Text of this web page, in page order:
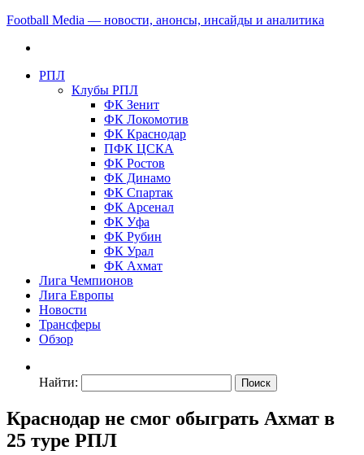
Football Media — новости, анонсы, инсайды и аналитика
РПЛ
Клубы РПЛ
ФК Зенит
ФК Локомотив
ФК Краснодар
ПФК ЦСКА
ФК Ростов
ФК Динамо
ФК Спартак
ФК Арсенал
ФК Уфа
ФК Рубин
ФК Урал
ФК Ахмат
Лига Чемпионов
Лига Европы
Новости
Трансферы
Обзор
Найти:
Краснодар не смог обыграть Ахмат в
25 туре РПЛ